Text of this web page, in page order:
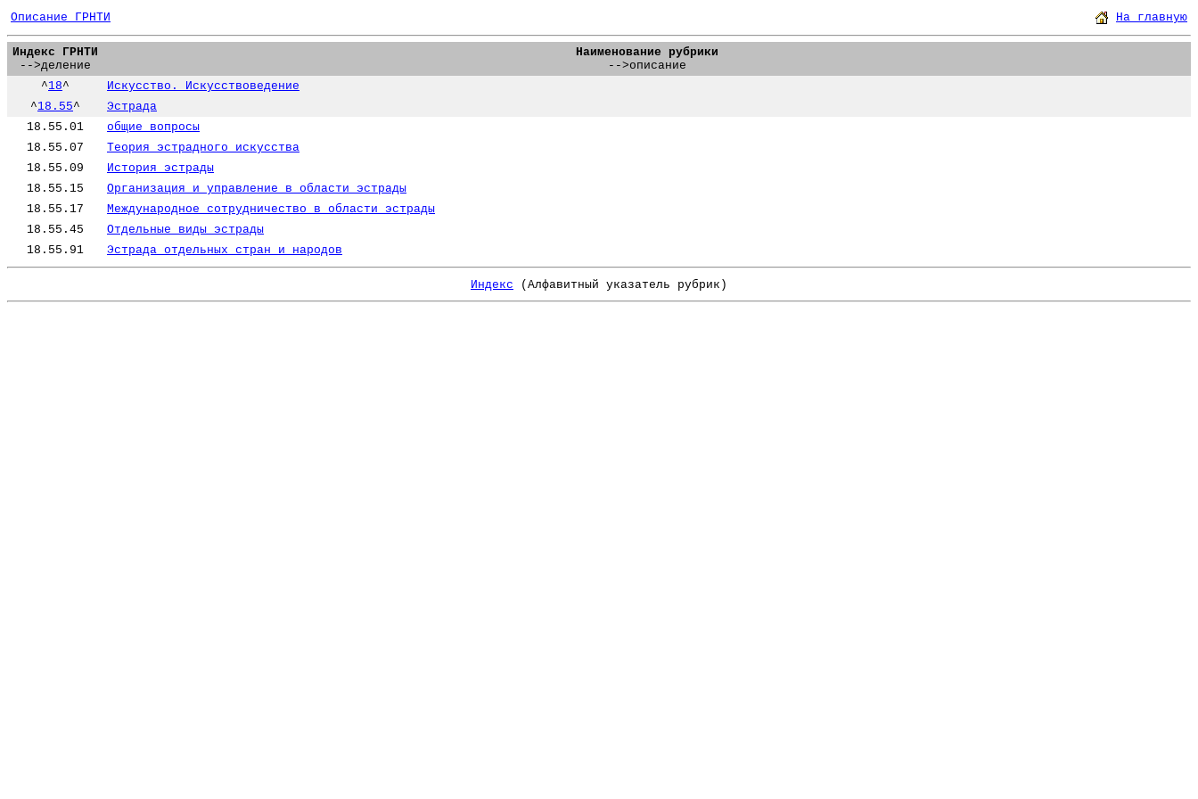
Описание ГРНТИ На главную
Индекс ГРНТИ
-->деление
Наименование рубрики
-->описание
^18^
Искусство. Искусствоведение
^18.55^
Эстрада
18.55.01
общие вопросы
18.55.07
Теория эстрадного искусства
18.55.09
История эстрады
18.55.15
Организация и управление в области эстрады
18.55.17
Международное сотрудничество в области эстрады
18.55.45
Отдельные виды эстрады
18.55.91
Эстрада отдельных стран и народов
Индекс (Алфавитный указатель рубрик)